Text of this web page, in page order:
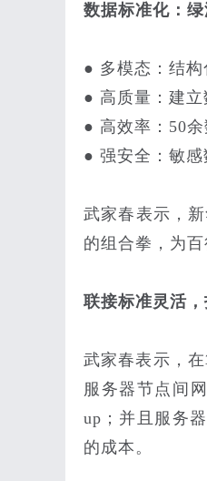
数据标准化：
● 多模态：结
● 高质量：建
● 高效率：50
● 强安全：敏
武家春表示，
的组合拳，为
联接标准灵活
武家春表示，
服务器节点间
up；并且服务
的成本。